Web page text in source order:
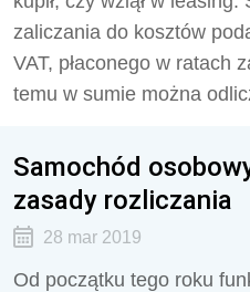
zaliczania do kosztów
VAT, płaconego w ratach
temu w sumie można
Samochód
zasady rozliczania
28 mar 2019
Od początku tego roku